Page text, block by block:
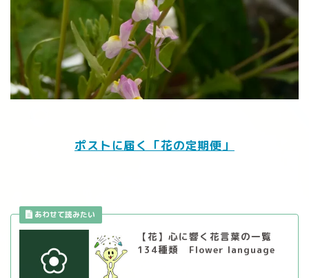
ポストに届く「花の定期便」
【花】心に響く花言葉の一覧
134種類 Flower language